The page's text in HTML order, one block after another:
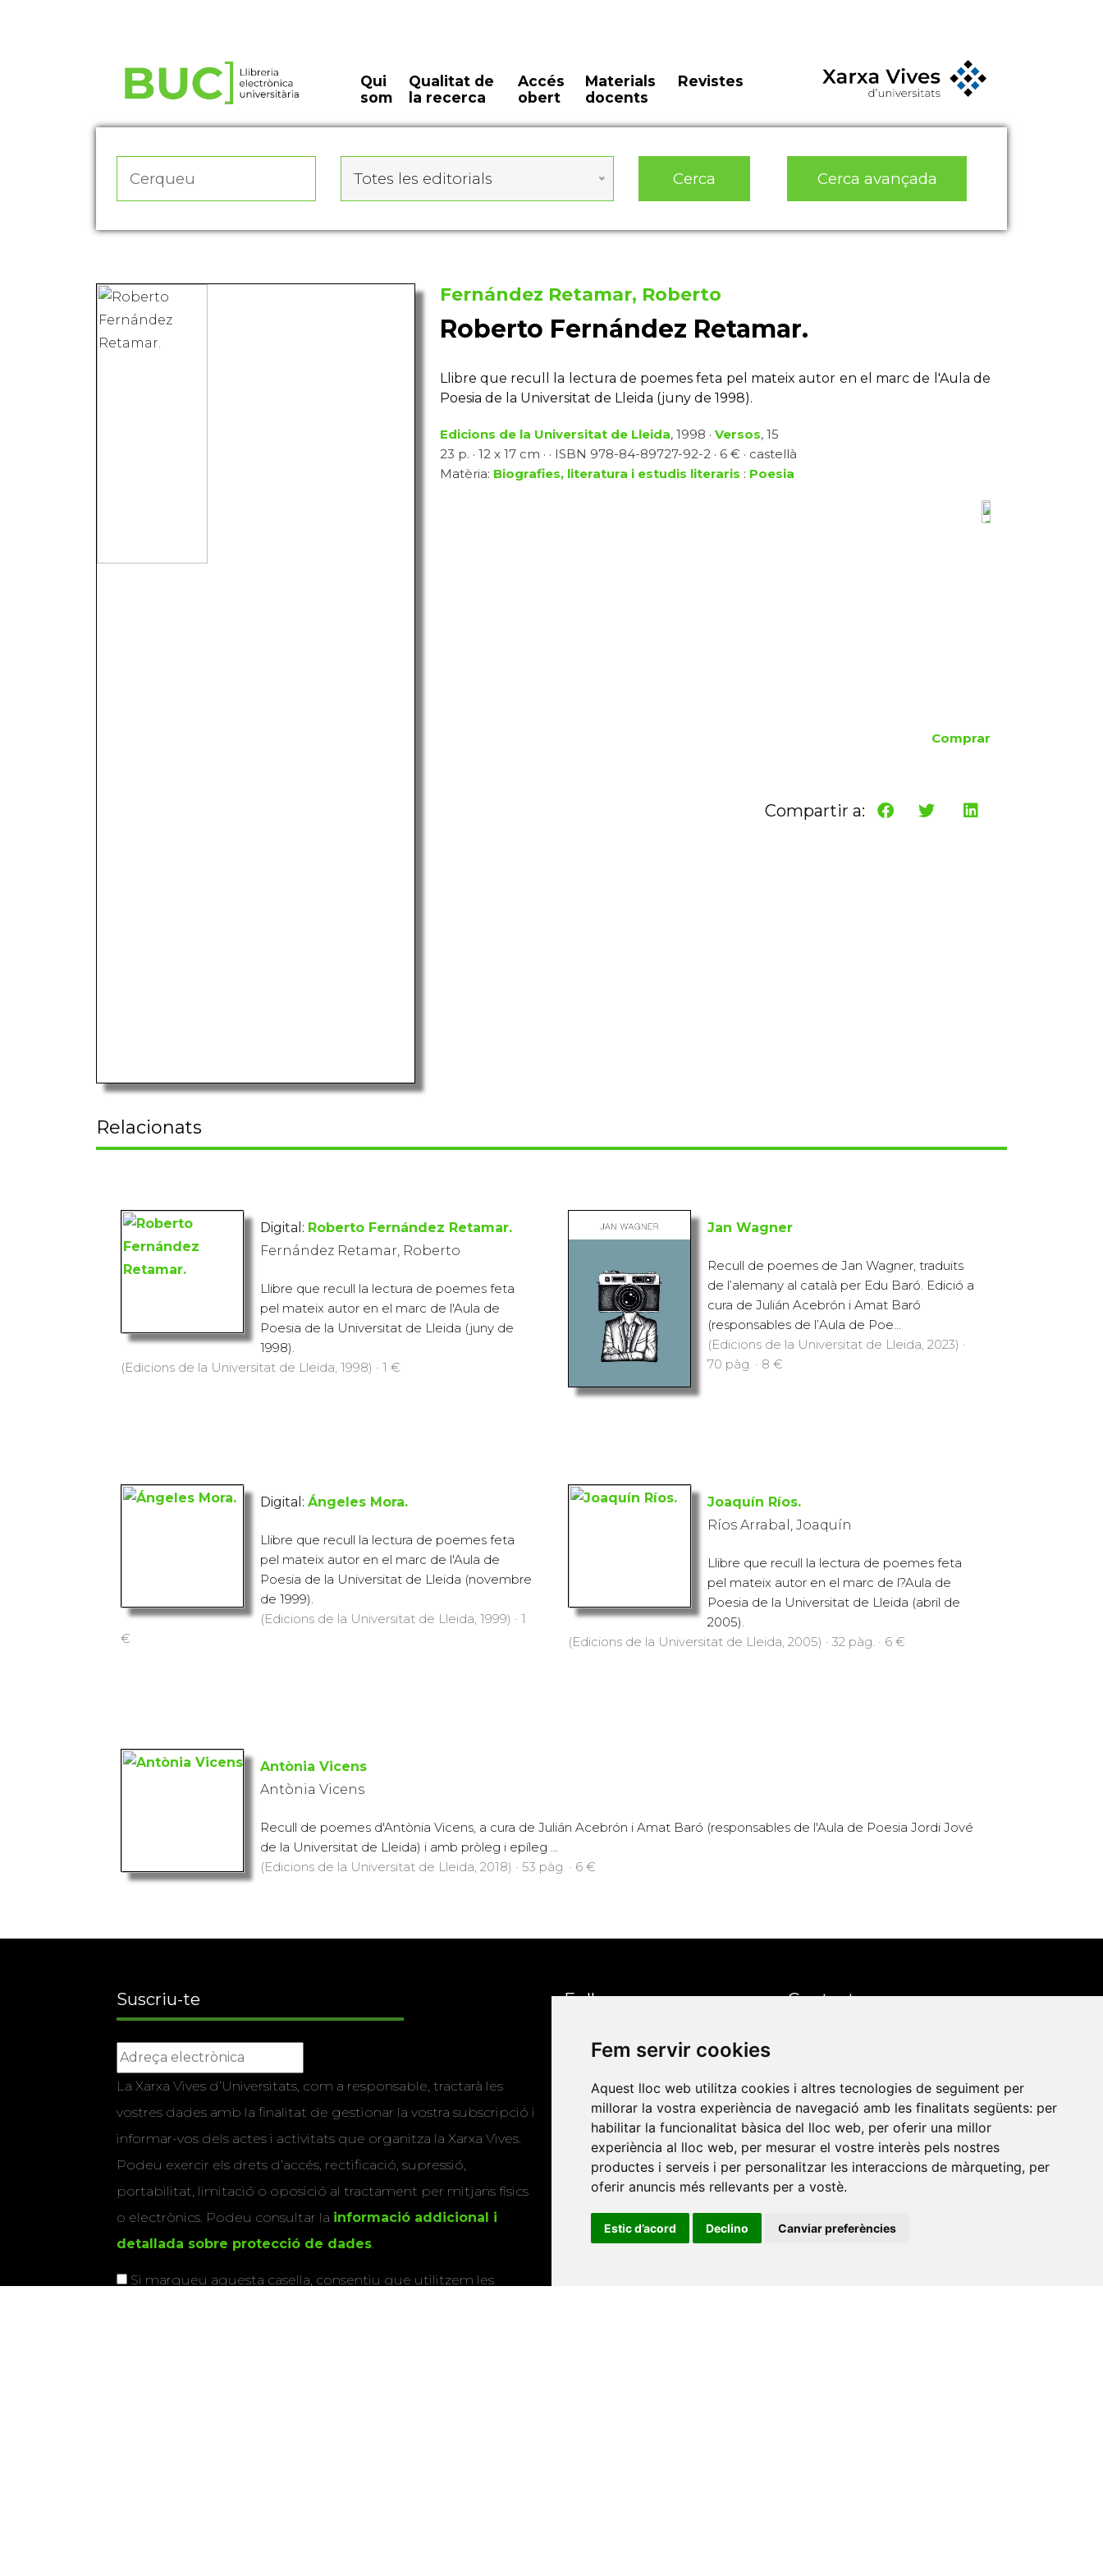
Fem servir cookies
Aquest lloc web utilitza cookies i altres tecnologies de seguiment per
millorar la vostra experiència de navegació amb les finalitats següents: per
habilitar la funcionalitat bàsica del lloc web, per oferir una millor
experiència al lloc web, per mesurar el vostre interès pels nostres
productes i serveis i per personalitzar les interaccions de màrqueting, per
oferir anuncis més rellevants per a vostè.
Estic d’acord Declino Canviar preferències
Qui
som
Qualitat de
la recerca
Accés
obert
Materials
docents
Revistes
Totes les editorials Cerca Cerca avançada
Fernández Retamar, Roberto
Roberto Fernández Retamar.
Llibre que recull la lectura de poemes feta pel mateix autor en el marc de l'Aula de
Poesia de la Universitat de Lleida (juny de 1998).
Edicions de la Universitat de Lleida, 1998 · Versos, 15
23 p. · 12 x 17 cm · · ISBN 978-84-89727-92-2 · 6 € · castellà
Matèria: Biografies, literatura i estudis literaris : Poesia
Comprar
Compartir a:
Relacionats
Digital: Roberto Fernández Retamar.
Fernández Retamar, Roberto
Llibre que recull la lectura de poemes feta
pel mateix autor en el marc de l'Aula de
Poesia de la Universitat de Lleida (juny de
1998).
(Edicions de la Universitat de Lleida, 1998) · 1 €
Jan Wagner
Recull de poemes de Jan Wagner, traduïts
de l’alemany al català per Edu Baró. Edició a
cura de Julián Acebrón i Amat Baró
(responsables de l’Aula de Poe...
(Edicions de la Universitat de Lleida, 2023) ·
70 pàg. · 8 €
Digital: Ángeles Mora.
Llibre que recull la lectura de poemes feta
pel mateix autor en el marc de l'Aula de
Poesia de la Universitat de Lleida (novembre
de 1999).
(Edicions de la Universitat de Lleida, 1999) · 1
€
Joaquín Ríos.
Ríos Arrabal, Joaquín
Llibre que recull la lectura de poemes feta
pel mateix autor en el marc de l?Aula de
Poesia de la Universitat de Lleida (abril de
2005).
(Edicions de la Universitat de Lleida, 2005) · 32 pàg. · 6 €
Antònia Vicens
Antònia Vicens
Recull de poemes d'Antònia Vicens, a cura de Julián Acebrón i Amat Baró (responsables de l'Aula de Poesia Jordi Jové
de la Universitat de Lleida) i amb pròleg i epíleg ...
(Edicions de la Universitat de Lleida, 2018) · 53 pàg. · 6 €
Suscriu-te
La Xarxa Vives d’Universitats, com a responsable, tractarà les
vostres dades amb la finalitat de gestionar la vostra subscripció i
informar-vos dels actes i activitats que organitza la Xarxa Vives.
Podeu exercir els drets d’accés, rectificació, supressió,
portabilitat, limitació o oposició al tractament per mitjans físics
o electrònics. Podeu consultar la informació addicional i
detallada sobre protecció de dades.
Si marqueu aquesta casella, consentiu que utilitzem les
Enllaços
Programa de
publicacions
Editorials universitàries a
Twitter
Contacte
Edifici Àgora
Universitat Jaume I, local 10
Av. de Vicent Sos Baynat, s/n
12071 Castelló de la Plana
e-buc@vives.org